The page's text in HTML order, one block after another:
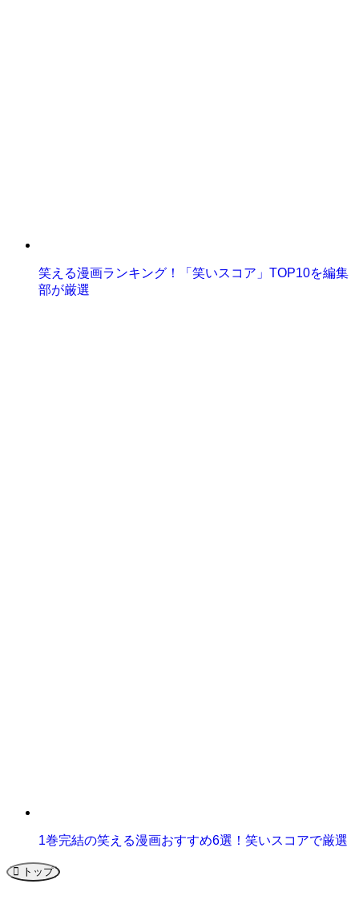
笑える漫画ランキング！「笑いスコア」TOP10を編集
部が厳選
1巻完結の笑える漫画おすすめ6選！笑いスコアで厳選
トップ